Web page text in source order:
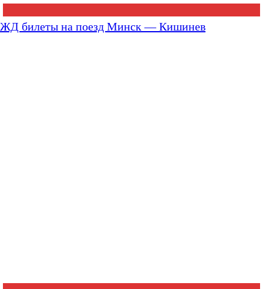
ЖД билеты на поезд Минск — Кишинев